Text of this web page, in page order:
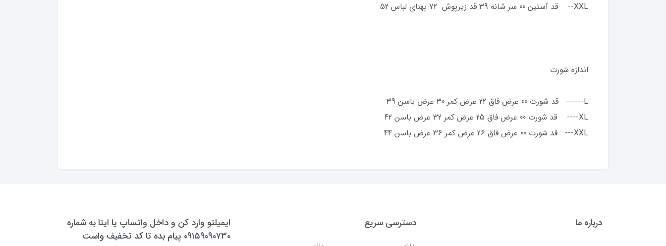
XXL-- قد آستین 00 سر شانه 39 قد زیرپوش 72 پهنای لباس 52
اندازه شورت
L------ قد شورت 00 عرض فاق 22 عرض کمر 30 عرض باسن 39
XL---- قد شورت 00 عرض فاق 25 عرض کمر 32 عرض باسن 42
XXL--- قد شورت 00 عرض فاق 26 عرض کمر 36 عرض باسن 44
درباره ما دسترسی سریع
ایمیلتو وارد کن و داخل واتساپ یا ایتا به شماره
۰۹۱۵۹۰۹۰۷۳۰ پیام بده تا کد تخفیف واست